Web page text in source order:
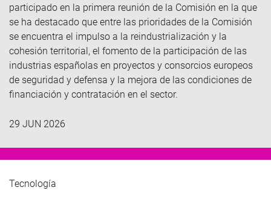
participado en la primera reunión de la Comisión en la que
se ha destacado que entre las prioridades de la Comisión
se encuentra el impulso a la reindustrialización y la
cohesión territorial, el fomento de la participación de las
industrias españolas en proyectos y consorcios europeos
de seguridad y defensa y la mejora de las condiciones de
financiación y contratación en el sector.
29 JUN 2026
Tecnología